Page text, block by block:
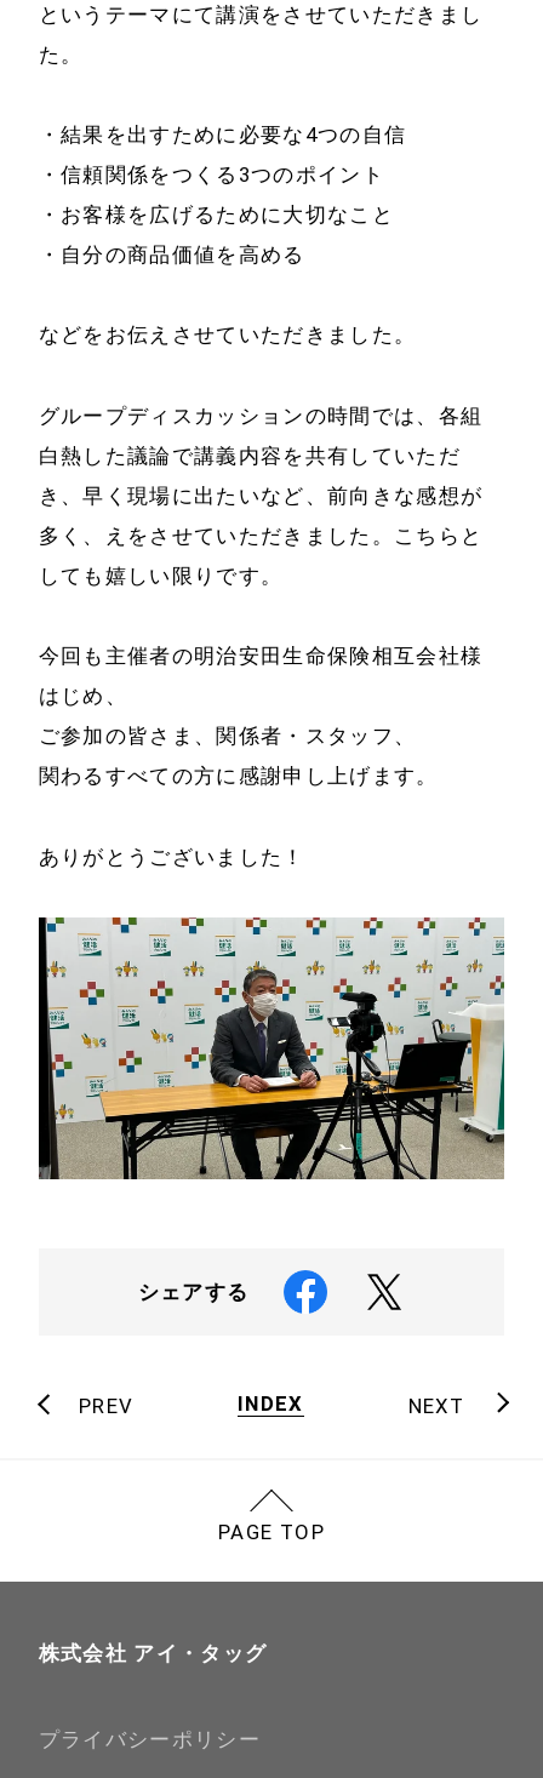
ホーム
サービス
事例と実績
事例と実績
メディア掲載
書籍・DVD
会社情報
会社概要
特定商取引法に基
づく表示
お問い合わせ
というテーマにて講演をさせていただきまし
た。
・結果を出すために必要な4つの自信
・信頼関係をつくる3つのポイント
・お客様を広げるために大切なこと
・自分の商品価値を高める
などをお伝えさせていただきました。
グループディスカッションの時間では、各組
白熱した議論で講義内容を共有していただ
き、早く現場に出たいなど、前向きな感想が
多く、えをさせていただきました。こちらと
しても嬉しい限りです。
今回も主催者の明治安田生命保険相互会社様
はじめ、
ご参加の皆さま、関係者・スタッフ、
関わるすべての方に感謝申し上げます。
ありがとうございました！
シェアする
PREV INDEX NEXT
PAGE TOP
株式会社 アイ・タッグ
プライバシーポリシー